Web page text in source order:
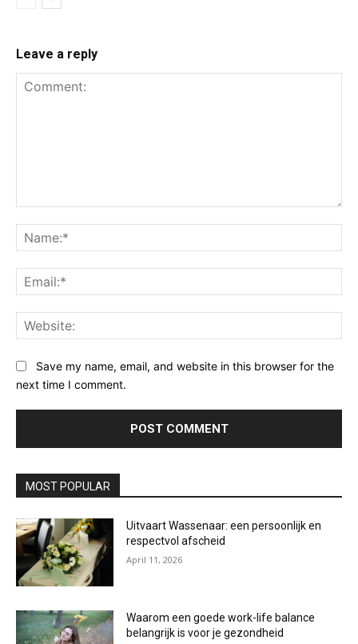
Leave a reply
Save my name, email, and website in this browser for the
next time I comment.
MOST POPULAR
Uitvaart Wassenaar: een persoonlijk en
respectvol afscheid
April 11, 2026
Waarom een goede work-life balance
belangrijk is voor je gezondheid